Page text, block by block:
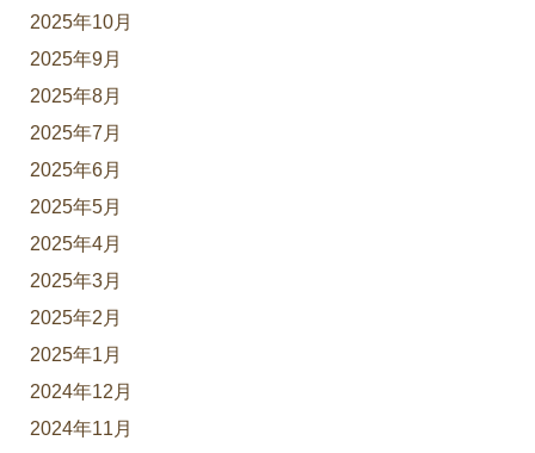
2025年10月
2025年9月
2025年8月
2025年7月
2025年6月
2025年5月
2025年4月
2025年3月
2025年2月
2025年1月
2024年12月
2024年11月